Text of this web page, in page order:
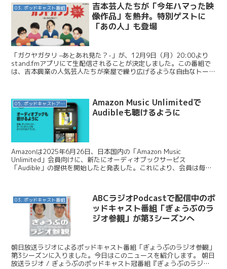
03. ポッドキャスト番組
吉本芸人たちが「今年ハマった映
像作品」を熱弁。特別ゲストに
「あの人」も登場
「ガクヤガタリ –あとあれ見た？-」が、12月9日（月）20:00より
stand.fmアプリにて生配信されることが決定しました。この番組で
は、吉本興業の人気芸人たちが楽屋で繰り広げるような自由なトーク
05. ポッドキャストアプリ
Amazon Music Unlimitedで
Audibleも聴けるように
Amazonは2025年6月26日、日本国内の「Amazon Music
Unlimited」会員向けに、新たにオーディオブックサービス
「Audible」の提供を開始したと発表した。これにより、会員は毎月
03. ポッドキャスト番組
ABCラジオPodcastで配信中のポ
ッドキャスト番組「ぎょうぶのラ
ジオ参観」が第3シーズンへ
朝日放送ラジオによるポッドキャスト番組「ぎょうぶのラジオ参観」
第3シーズンに入りました。今日はこのニュースを紹介します。 朝日
放送ラジオ / ぎょうぶのポッドキャスト冠番組『ぎょうぶのラジオ